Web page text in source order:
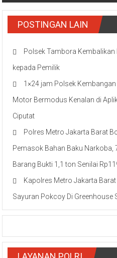
POSTINGAN LAIN
Polsek Tambora
kepada Pemilik
1×24 jam Polsek
Motor Bermodus Kenalan di
Ciputat
Polres Metro Jakarta Barat
Pemasok Bahan Baku Narkoba,
Barang Bukti 1,1 ton Senilai
Kapolres Metro Jakarta
Sayuran Pokcoy Di Greenhouse